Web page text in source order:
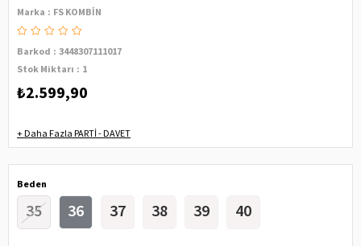
Marka : FS KOMBİN
Barkod : 3448307111017
Stok Miktarı : 1
₺2.599,90
+ Daha Fazla PARTİ - DAVET
Beden
35 36 37 38 39 40